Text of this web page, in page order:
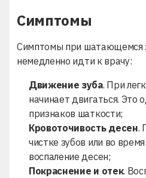
Симптомы
Симптомы при шатающемся
немедленно идти к врачу:
Движение зуба. При
начинает двигаться. Это
признаков шаткости;
Кровоточивость десен.
чистке зубов или во
воспаление десен;
Покраснение и отек.